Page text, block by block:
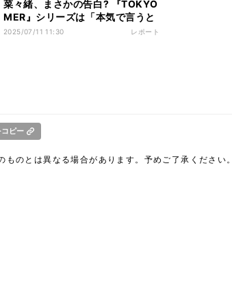
菜々緒、まさかの告白? 『TOKYO
MER』シリーズは「本気で言うと
本当にやりたくない…」
2025/07/11 11:30 レポート
ピー
のとは異なる場合があります。予めご了承ください。